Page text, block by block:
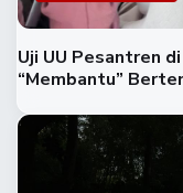
Uji UU Pesantren
“Membantu”